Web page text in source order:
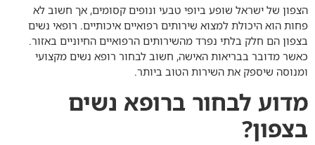
הצפון של ישראל שופע ביופי טבעי ונופים קסומים, אך חשוב לא
פחות הוא היכולת למצוא שירותים רפואיים איכותיים. רופאי נשים
בצפון הם חלק בלתי נפרד מהשירותים הרפואיים החיוניים באזור.
כאשר מדובר בבריאות האישה, חשוב לבחור רופא נשים מקצועי
ומנוסה שיספק את השירות הטוב ביותר.
מדוע לבחור ברופא נשים
בצפון?